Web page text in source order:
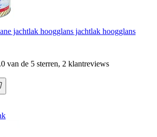
jachtlak hoogglans jachtlak hoogglans
van de 5 sterren, 2 klantreviews